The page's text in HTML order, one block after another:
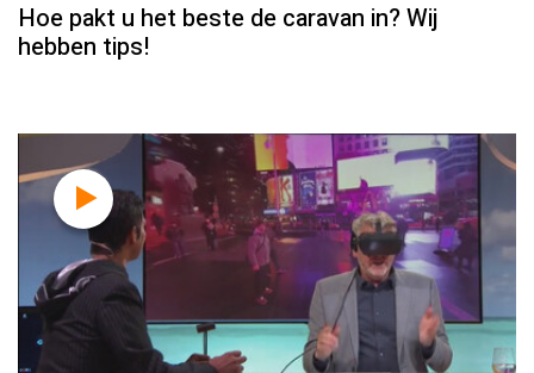
Hoe pakt u het beste de caravan in? Wij
hebben tips!